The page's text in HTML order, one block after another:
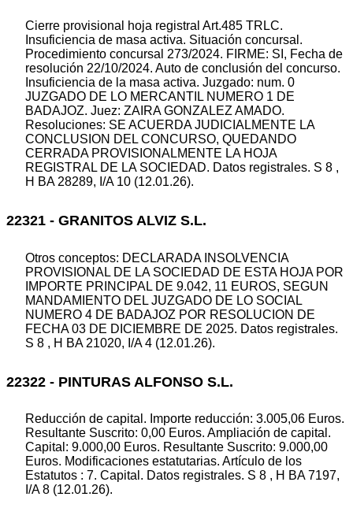
Cierre provisional hoja registral Art.485 TRLC.
Insuficiencia de masa activa. Situación concursal.
Procedimiento concursal 273/2024. FIRME: SI, Fecha de
resolución 22/10/2024. Auto de conclusión del concurso.
Insuficiencia de la masa activa. Juzgado: num. 0
JUZGADO DE LO MERCANTIL NUMERO 1 DE
BADAJOZ. Juez: ZAIRA GONZALEZ AMADO.
Resoluciones: SE ACUERDA JUDICIALMENTE LA
CONCLUSION DEL CONCURSO, QUEDANDO
CERRADA PROVISIONALMENTE LA HOJA
REGISTRAL DE LA SOCIEDAD. Datos registrales. S 8 ,
H BA 28289, I/A 10 (12.01.26).
22321 - GRANITOS ALVIZ S.L.
Otros conceptos: DECLARADA INSOLVENCIA
PROVISIONAL DE LA SOCIEDAD DE ESTA HOJA POR
IMPORTE PRINCIPAL DE 9.042, 11 EUROS, SEGUN
MANDAMIENTO DEL JUZGADO DE LO SOCIAL
NUMERO 4 DE BADAJOZ POR RESOLUCION DE
FECHA 03 DE DICIEMBRE DE 2025. Datos registrales.
S 8 , H BA 21020, I/A 4 (12.01.26).
22322 - PINTURAS ALFONSO S.L.
Reducción de capital. Importe reducción: 3.005,06 Euros.
Resultante Suscrito: 0,00 Euros. Ampliación de capital.
Capital: 9.000,00 Euros. Resultante Suscrito: 9.000,00
Euros. Modificaciones estatutarias. Artículo de los
Estatutos : 7. Capital. Datos registrales. S 8 , H BA 7197,
I/A 8 (12.01.26).